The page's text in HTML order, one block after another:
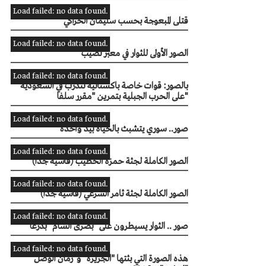
Load failed: no data found.
قتلى المبعوجة بحسب سليمان الحراكي
Load failed: no data found.
الصور الأولى للثوار في معبر نصيب
Load failed: no data found.
بالصور: قوات خاصة باكستانية تتدرب في السعودية
على الحرب الجبلية بتمرين "مقرر سلفا"
Load failed: no data found.
صور.. سوري يتشبث بالحياة بيد واحدة
Load failed: no data found.
الصور الكاملة لجثة حمزة الخطيب (قاسية جدا)
Load failed: no data found.
الصور الكاملة لجثة ثامر الشرعي (قاسية جدا)
Load failed: no data found.
صور .. الثوار يسيطرون على "بصرى الشام" بدرعا
Load failed: no data found.
هذه الصورة التي بثتها "الجزيرة" و"زمان الوصل"